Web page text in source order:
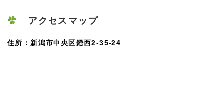
アクセスマップ
住所：新潟市中央区鐙西2-35-24